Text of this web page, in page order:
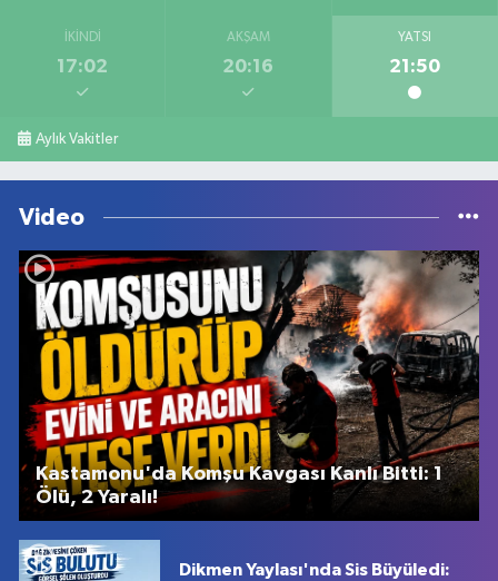
İKINDI
17:02
AKŞAM
20:16
YATSI
21:50
Aylık Vakitler
Video
Kastamonu'da Komşu Kavgası Kanlı Bitti: 1
Ölü, 2 Yaralı!
Dikmen Yaylası'nda Sis Büyüledi: